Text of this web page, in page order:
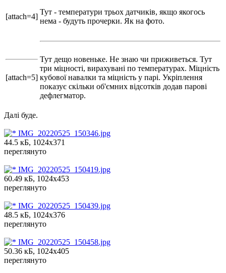
[attach=4]
Тут - температури трьох датчиків, якщо якогось
нема - будуть прочерки. Як на фото.
[attach=5]
Тут дещо новеньке. Не знаю чи приживеться. Тут
три міцності, вирахувані по температурах. Міцність
кубової навалки та міцність у парі. Укріплення
показує скільки об'ємних відсотків додав парові
дефлегматор.
Далі буде.
IMG_20220525_150346.jpg
44.5 кБ, 1024x371
переглянуто
IMG_20220525_150419.jpg
60.49 кБ, 1024x453
переглянуто
IMG_20220525_150439.jpg
48.5 кБ, 1024x376
переглянуто
IMG_20220525_150458.jpg
50.36 кБ, 1024x405
переглянуто